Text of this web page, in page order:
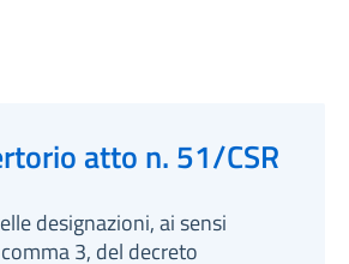
atto n. 51/CSR
designazioni, ai sensi
3, del decreto